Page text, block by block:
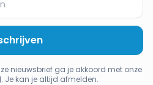
nieuwsbrief ga je akkoord met onze
. Je kan je altijd afmelden.